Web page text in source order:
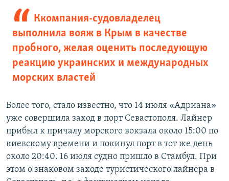
Ккомпания-судовладелец
выполнила вояж в Крым в качестве
пробного, желая оценить последующую
реакцию украинских и международных
морских властей
Более того, стало известно, что 14 июля «Адриана»
уже совершила заход в порт Севастополя. Лайнер
прибыл к причалу морского вокзала около 15:00 по
киевскому времени и покинул порт в тот же день
около 20:40. 16 июля судно пришло в Стамбул. При
этом о знаковом заходе туристического лайнера в